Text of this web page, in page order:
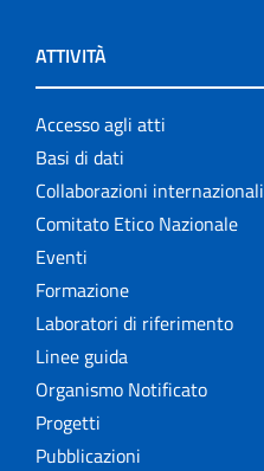
ATTIVITÀ
Accesso agli atti
Basi di dati
Collaborazioni internazionali
Comitato Etico Nazionale
Eventi
Formazione
Laboratori di riferimento
Linee guida
Organismo Notificato
Progetti
Pubblicazioni